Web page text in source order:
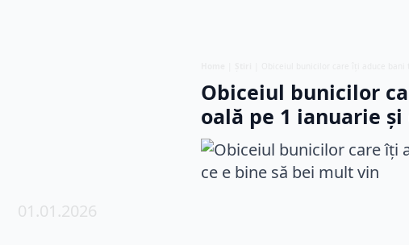
Obiceiul bunicilor
oală pe 1 ianuarie
01.01.2026